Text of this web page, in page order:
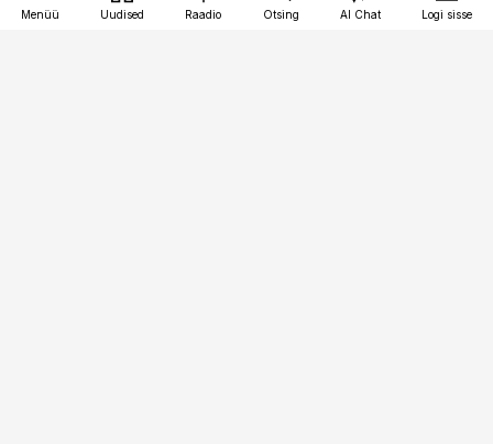
Menüü Uudised Raadio Otsing AI Chat Logi sisse